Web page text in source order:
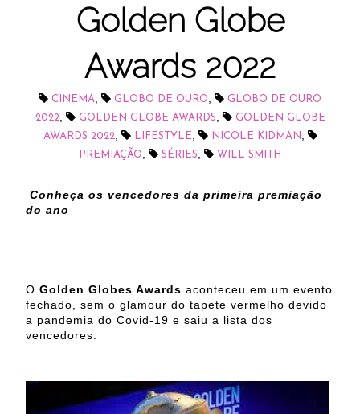
Golden Globe
Awards 2022
CINEMA, GLOBO DE OURO,
GLOBO DE OURO
2022, GOLDEN GLOBE AWARDS,
GOLDEN GLOBE
AWARDS 2022, LIFESTYLE, NICOLE KIDMAN,
PREMIAÇÃO, SÉRIES, WILL SMITH
Conheça os vencedores da primeira premiação
do ano
O Golden Globes Awards aconteceu em um evento
fechado, sem o glamour do tapete vermelho devido
a pandemia do Covid-19 e saiu a lista dos
vencedores.